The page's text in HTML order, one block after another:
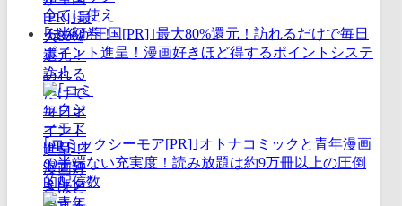
｢まんが王国[PR]｣最大80%還元！訪れるだけで毎日
ポイント進呈！漫画好きほど得するポイントシステ
ム！
｢コミックシーモア[PR]｣オトナコミックと青年漫画
の半端ない充実度！読み放題は約9万冊以上の圧倒
的配信数